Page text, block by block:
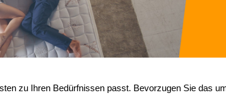
zu Ihren Bedürfnissen passt. Bevorzugen Sie das